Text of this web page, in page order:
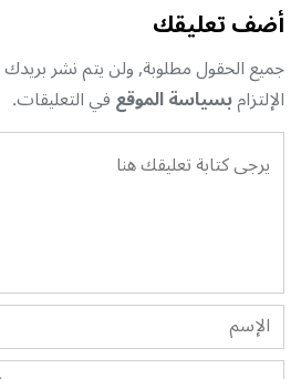
أضف تعليقك
جميع الحقول مطلوبة, ولن يتم نشر
الإلتزامبسياسة الموقعفي التعليقات.